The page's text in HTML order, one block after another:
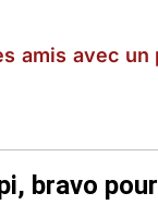
amis avec
bravo